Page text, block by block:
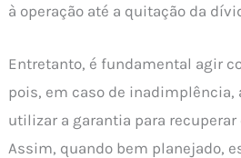
à operação até a quitação da
Entretanto, é fundamental agir
pois, em caso de inadimplência,
utilizar a garantia para recuperar
Assim, quando bem planejado,